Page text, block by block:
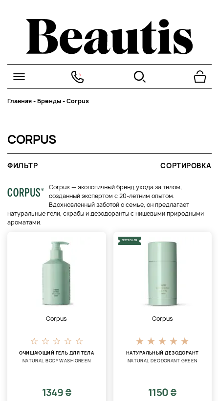
Главная-Бренды-Corpus
CORPUS
ФИЛЬТР СОРТИРОВКА
Corpus — экологичный бренд ухода за телом,
созданный экспертом с 20-летним опытом.
Вдохновленный заботой о семье, он предлагает
натуральные гели, скрабы и дезодоранты с нишевыми природными
ароматами.
Corpus
ОЧИЩАЮЩИЙ ГЕЛЬ ДЛЯ ТЕЛА
NATURAL BODY WASH GREEN
1349 ₴
BESTSELLER
Corpus
НАТУРАЛЬНЫЙ ДЕЗОДОРАНТ
NATURAL DEODORANT GREEN
1150 ₴